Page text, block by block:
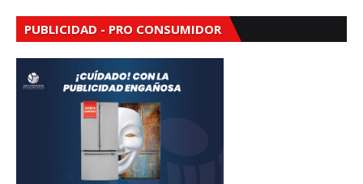
PUBLICIDAD - PRO CONSUMIDOR